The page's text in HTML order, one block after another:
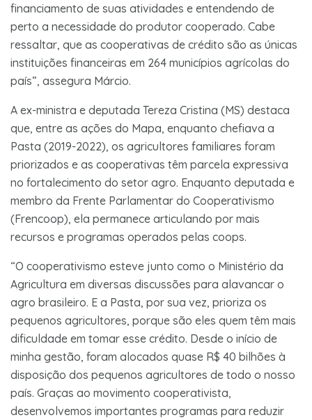
financiamento de suas atividades e entendendo de
perto a necessidade do produtor cooperado. Cabe
ressaltar, que as cooperativas de crédito são as únicas
instituições financeiras em 264 municípios agrícolas do
país”, assegura Márcio.
A ex-ministra e deputada Tereza Cristina (MS) destaca
que, entre as ações do Mapa, enquanto chefiava a
Pasta (2019-2022), os agricultores familiares foram
priorizados e as cooperativas têm parcela expressiva
no fortalecimento do setor agro. Enquanto deputada e
membro da Frente Parlamentar do Cooperativismo
(Frencoop), ela permanece articulando por mais
recursos e programas operados pelas coops.
“O cooperativismo esteve junto como o Ministério da
Agricultura em diversas discussões para alavancar o
agro brasileiro. E a Pasta, por sua vez, prioriza os
pequenos agricultores, porque são eles quem têm mais
dificuldade em tomar esse crédito. Desde o início de
minha gestão, foram alocados quase R$ 40 bilhões à
disposição dos pequenos agricultores de todo o nosso
país. Graças ao movimento cooperativista,
desenvolvemos importantes programas para reduzir